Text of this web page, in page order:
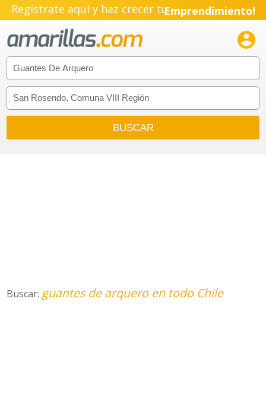
Regístrate aquí y haz crecer tuEmprendimiento!

Buscar: guantes de arquero en todo Chile